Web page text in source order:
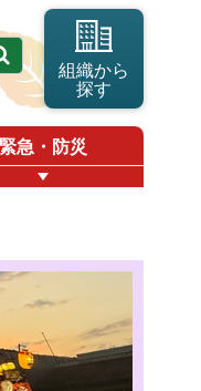
組織から
探す
緊急・防災